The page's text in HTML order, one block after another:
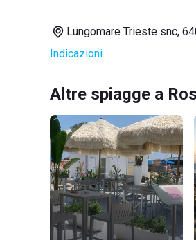
Lungomare Trieste snc,
Indicazioni
Altre spiagge a